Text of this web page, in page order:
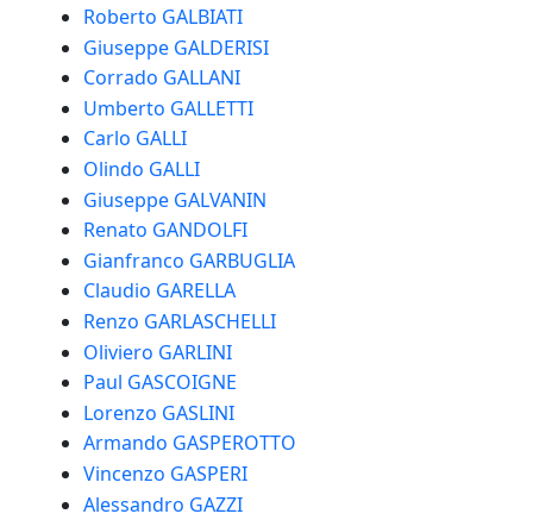
Roberto GALBIATI
Giuseppe GALDERISI
Corrado GALLANI
Umberto GALLETTI
Carlo GALLI
Olindo GALLI
Giuseppe GALVANIN
Renato GANDOLFI
Gianfranco GARBUGLIA
Claudio GARELLA
Renzo GARLASCHELLI
Oliviero GARLINI
Paul GASCOIGNE
Lorenzo GASLINI
Armando GASPEROTTO
Vincenzo GASPERI
Alessandro GAZZI